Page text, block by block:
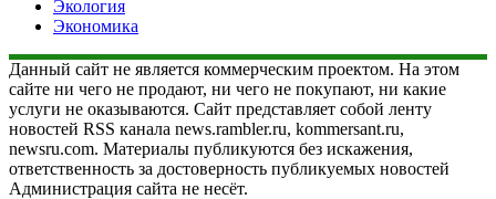
Экология
Экономика
Данный сайт не является коммерческим проектом. На этом
сайте ни чего не продают, ни чего не покупают, ни какие
услуги не оказываются. Сайт представляет собой ленту
новостей RSS канала news.rambler.ru, kommersant.ru,
newsru.com. Материалы публикуются без искажения,
ответственность за достоверность публикуемых новостей
Администрация сайта не несёт.